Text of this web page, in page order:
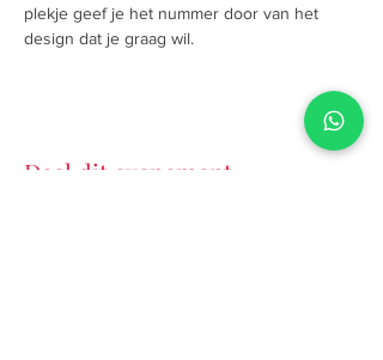
plekje geef je het nummer door van het
design dat je graag wil.
Deel dit evenement